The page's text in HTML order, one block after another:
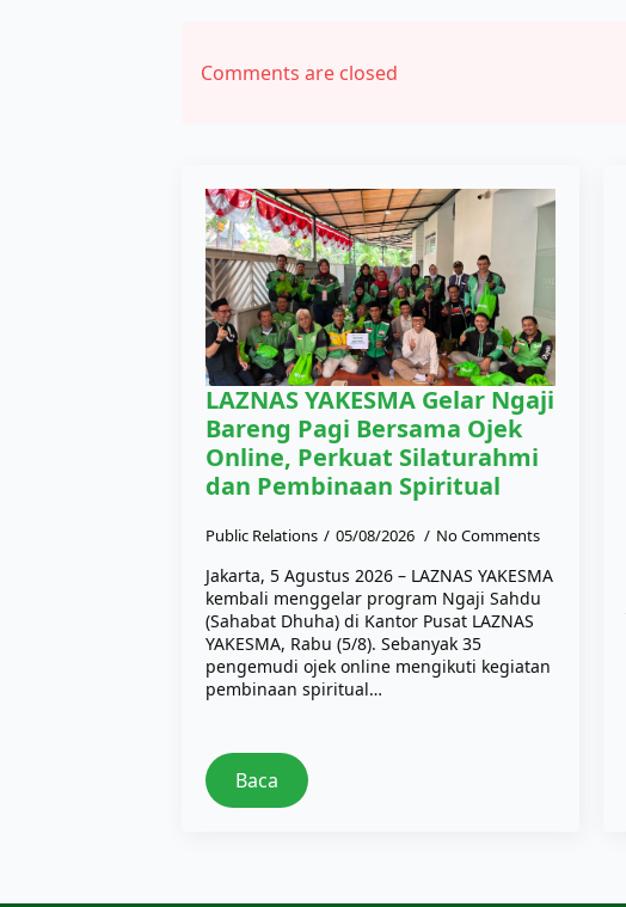
Comments are closed
LAZNAS YAKESMA Gelar Ngaji
Bareng Pagi Bersama Ojek
Online, Perkuat Silaturahmi
dan Pembinaan Spiritual
Public Relations 05/08/2026 No Comments
Jakarta, 5 Agustus 2026 – LAZNAS YAKESMA
kembali menggelar program Ngaji Sahdu
(Sahabat Dhuha) di Kantor Pusat LAZNAS
YAKESMA, Rabu (5/8). Sebanyak 35
pengemudi ojek online mengikuti kegiatan
pembinaan spiritual…
Baca